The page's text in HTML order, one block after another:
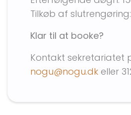
Tilkøb af slutrengøring:
Klar til at booke?
Kontakt sekretariatet
nogu@nogu.dk eller